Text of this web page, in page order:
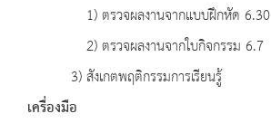
1) ตรวจผลงานจากแบบฝึกหัด 6.30
2) ตรวจผลงานจากใบกิจกรรม 6.7
3) สังเกตพฤติกรรมการเรียนรู้
เครื่องมือ